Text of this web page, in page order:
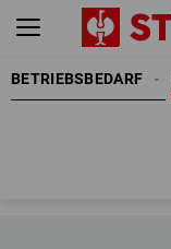
BETRIEBSBEDARF